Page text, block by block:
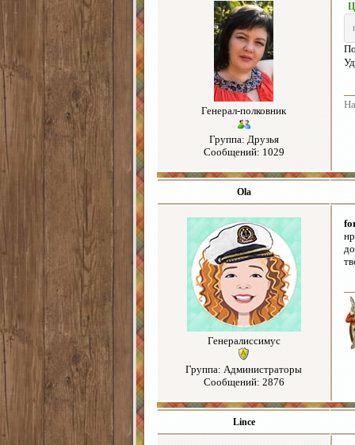
Генерал-полковник
Группа: Друзья
Сообщений: 1029
Ola
Генералиссимус
Группа: Администраторы
Сообщений: 2876
Lince